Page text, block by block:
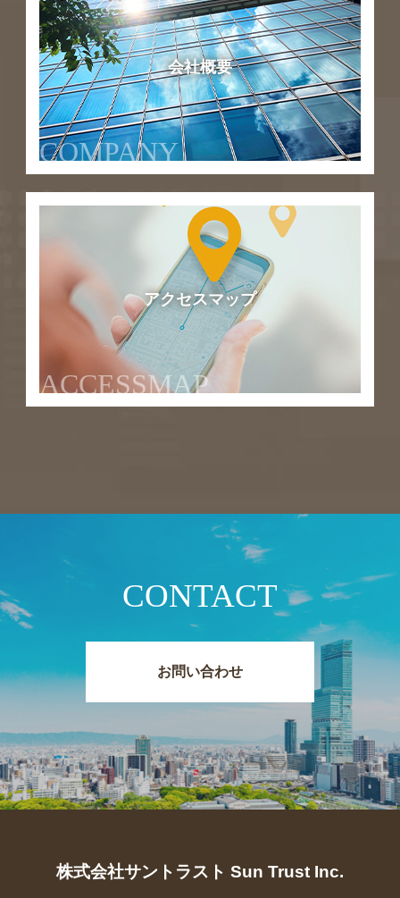
会社概要
COMPANY
アクセスマップ
ACCESSMAP
CONTACT
お問い合わせ
株式会社サントラスト Sun Trust Inc.